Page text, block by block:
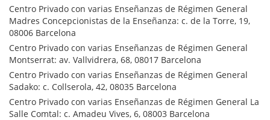
Centro Privado con varias Enseñanzas de Régimen General
Madres Concepcionistas de la Enseñanza: c. de la Torre, 19,
08006 Barcelona
Centro Privado con varias Enseñanzas de Régimen General
Montserrat: av. Vallvidrera, 68, 08017 Barcelona
Centro Privado con varias Enseñanzas de Régimen General
Sadako: c. Collserola, 42, 08035 Barcelona
Centro Privado con varias Enseñanzas de Régimen General La
Salle Comtal: c. Amadeu Vives, 6, 08003 Barcelona